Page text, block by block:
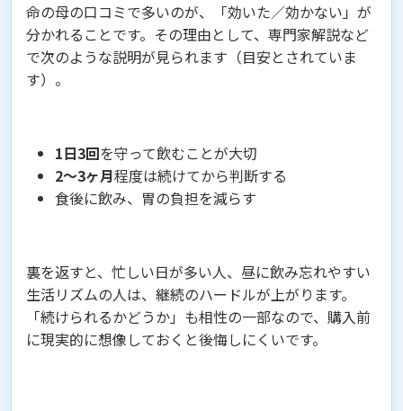
命の母の口コミで多いのが、「効いた／効かない」が
分かれることです。その理由として、専門家解説など
で次のような説明が見られます（目安とされていま
す）。
1日3回を守って飲むことが大切
2〜3ヶ月程度は続けてから判断する
食後に飲み、胃の負担を減らす
裏を返すと、忙しい日が多い人、昼に飲み忘れやすい
生活リズムの人は、継続のハードルが上がります。
「続けられるかどうか」も相性の一部なので、購入前
に現実的に想像しておくと後悔しにくいです。